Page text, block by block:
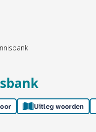
Uitleg woorden